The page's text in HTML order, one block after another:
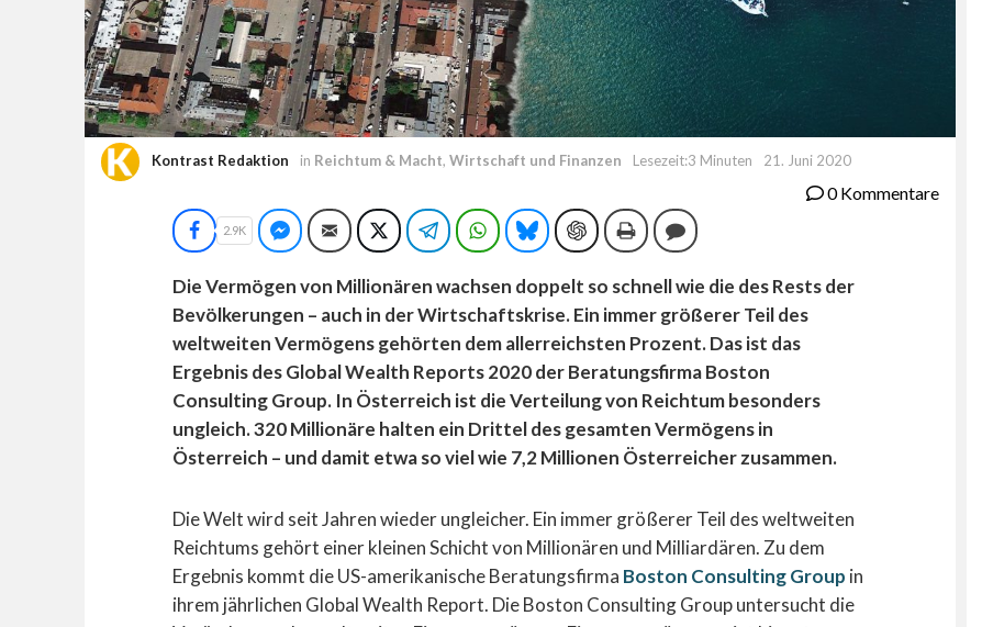
Kontrast Redaktion in Reichtum & Macht,Wirtschaft und Finanzen Lesezeit:3 Minuten 21. Juni 2020
0 Kommentare
Facebook
2.9K Facebook Messenger
E-Mail TwitterTelegramWhatsAppBlueskyChatGPTDruckenKommentieren
Die Vermögen von Millionären wachsen doppelt so schnell wie die des Rests der
Bevölkerungen – auch in der Wirtschaftskrise. Ein immer größerer Teil des
weltweiten Vermögens gehörten dem allerreichsten Prozent. Das ist das
Ergebnis des Global Wealth Reports 2020 der Beratungsfirma Boston
Consulting Group. In Österreich ist die Verteilung von Reichtum besonders
ungleich. 320 Millionäre halten ein Drittel des gesamten Vermögens in
Österreich – und damit etwa so viel wie 7,2 Millionen Österreicher zusammen.
Die Welt wird seit Jahren wieder ungleicher. Ein immer größerer Teil des weltweiten
Reichtums gehört einer kleinen Schicht von Millionären und Milliardären. Zu dem
Ergebnis kommt die US-amerikanische Beratungsfirma Boston Consulting Group in
ihrem jährlichen Global Wealth Report. Die Boston Consulting Group untersucht die